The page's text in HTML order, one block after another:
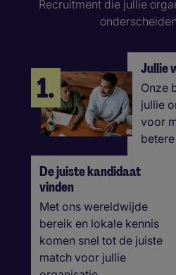
Recruitment die jullie
1.
Jullie
Onze
jullie
voor
De juiste kandidaat
vinden
Met ons wereldwijde
bereik en lokale kennis
komen snel tot de juiste
match voor jullie